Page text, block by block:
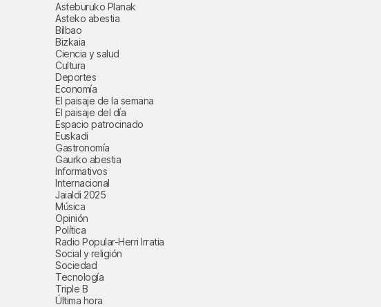
Asteburuko Planak
Asteko abestia
Bilbao
Bizkaia
Ciencia y salud
Cultura
Deportes
Economía
El paisaje de la semana
El paisaje del día
Espacio patrocinado
Euskadi
Gastronomía
Gaurko abestia
Informativos
Internacional
Jaialdi 2025
Música
Opinión
Política
Radio Popular-Herri Irratia
Social y religión
Sociedad
Tecnología
Triple B
Última hora